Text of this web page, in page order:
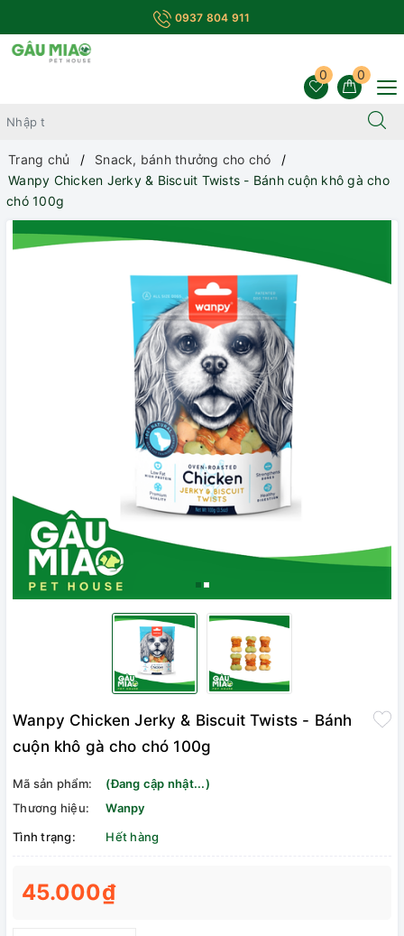
0937 804 911
0
0
Trang chủ
Snack, bánh thưởng cho chó
Wanpy Chicken Jerky & Biscuit Twists - Bánh cuộn khô gà cho
chó 100g
Wanpy Chicken Jerky & Biscuit Twists - Bánh
cuộn khô gà cho chó 100g
Mã sản phẩm:
(Đang cập nhật...)
Thương hiệu:
Wanpy
Tình trạng:
Hết hàng
45.000₫